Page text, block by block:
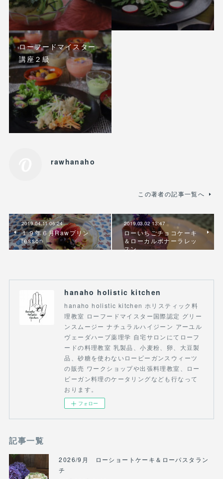
ローフードマイスター
講座２級
rawhanaho
この著者の記事一覧へ
2019.04.11 06:24
１９年６月Rawプリン
lesson
2019.03.02 13:47
ローいちごチョコケーキ
＆ローカルボナーラレッ
スン
hanaho holistic kitchen
hanaho holistic kitchen ホリスティック料
理教室 ローフードマイスター国際認定 グリー
ンスムージー ナチュラルハイジーン アーユル
ヴェーダハーブ薬理学 自宅サロンにてローフ
ードの料理教室 乳製品、小麦粉、卵、大豆製
品、砂糖を使わないロービーガンスウィーツ
の販売 ワークショップや出張料理教室、ロー
ビーガン料理のケータリングなども行なって
おります。
フォロー
記事一覧
2026/9月 ローショートケーキ＆ローパスタラン
チ